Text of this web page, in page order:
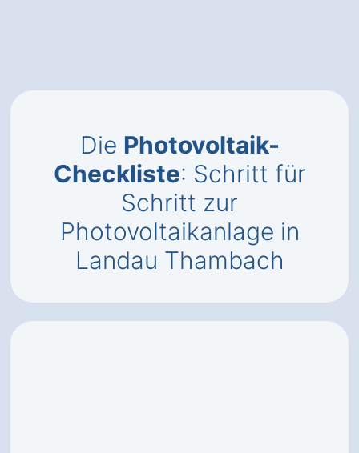
Die Photovoltaik-
Checkliste: Schritt für
Schritt zur
Photovoltaikanlage in
Landau Thambach